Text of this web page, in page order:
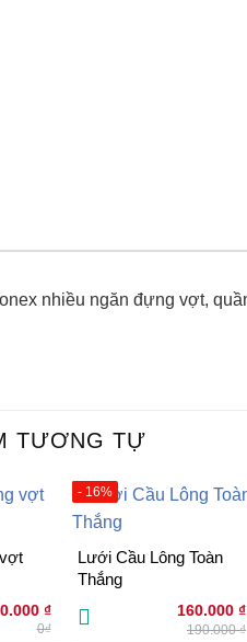
nhiều ngăn đựng vợt,
TƯƠNG TỰ
₫
0₫
- 16%
Lưới Cầu Lông Toàn
Thắng
190.000₫
Giá
gốc
là:
160.000 ₫